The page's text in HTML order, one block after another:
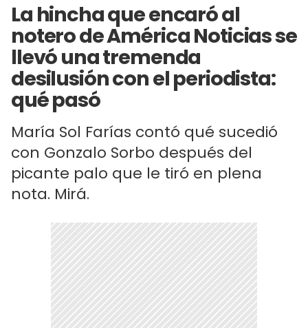
La hincha que encaró al
notero de América Noticias se
llevó una tremenda
desilusión con el periodista:
qué pasó
María Sol Farías contó qué sucedió
con Gonzalo Sorbo después del
picante palo que le tiró en plena
nota. Mirá.